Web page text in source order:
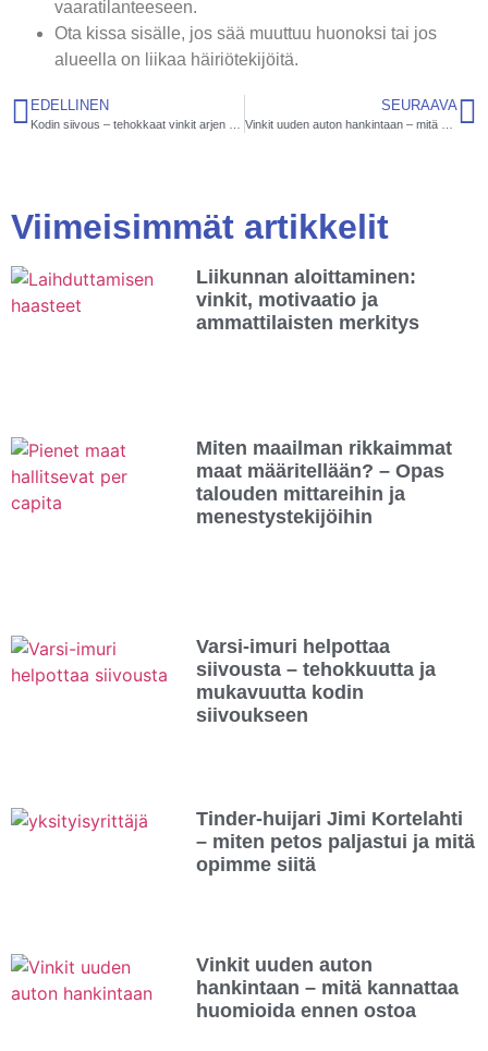
vaaratilanteeseen.
Ota kissa sisälle, jos sää muuttuu huonoksi tai jos
alueella on liikaa häiriötekijöitä.
EDELLINEN SEURAAVA
Viimeisimmät artikkelit
Liikunnan aloittaminen:
vinkit, motivaatio ja
ammattilaisten merkitys
Miten maailman rikkaimmat
maat määritellään? – Opas
talouden mittareihin ja
menestystekijöihin
Varsi-imuri helpottaa
siivousta – tehokkuutta ja
mukavuutta kodin
siivoukseen
Tinder-huijari Jimi Kortelahti
– miten petos paljastui ja mitä
opimme siitä
Vinkit uuden auton
hankintaan – mitä kannattaa
huomioida ennen ostoa